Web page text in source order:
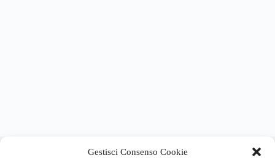
Gestisci Consenso Cookie